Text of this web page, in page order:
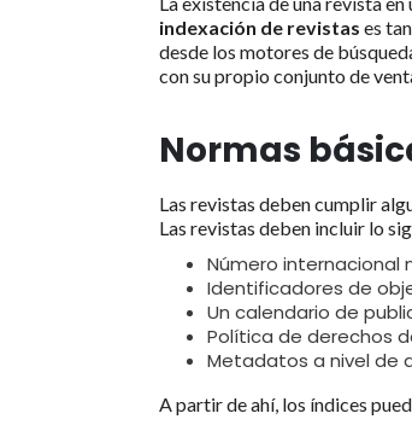
indexación de revistas es
desde los motores de
con su propio conjunto de
Normas
Las revistas deben cumplir
Las revistas deben incluir lo
Número internacional
Identificadores de
Un calendario de
Política de derechos
Metadatos a nivel de
A partir de ahí, los índices